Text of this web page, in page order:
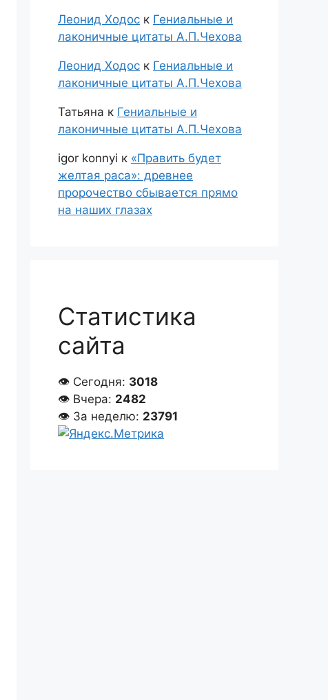
Леонид Ходос к Гениальные и
лаконичные цитаты А.П.Чехова
Леонид Ходос к Гениальные и
лаконичные цитаты А.П.Чехова
Татьяна к Гениальные и
лаконичные цитаты А.П.Чехова
igor konnyi к «Править будет
желтая раса»: древнее
пророчество сбывается прямо
на наших глазах
Статистика
сайта
👁 Сегодня: 3018
👁 Вчера: 2482
👁 За неделю: 23791